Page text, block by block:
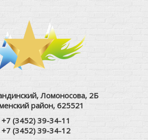
Ломоносова, 2Б
район, 625521
+7 (3452) 39-34-11
+7 (3452) 39-34-12